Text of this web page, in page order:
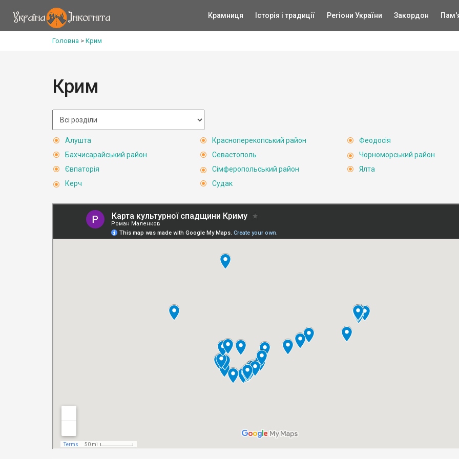
Крамниця Історія і традиції Регіони України Закордон
Головна > Крим
Крим
Алушта
Бахчисарайський район
Євпаторія
Керч
Красноперекопський район
Севастополь
Сімферопольський район
Судак
Феодосія
Чорноморський район
Ялта